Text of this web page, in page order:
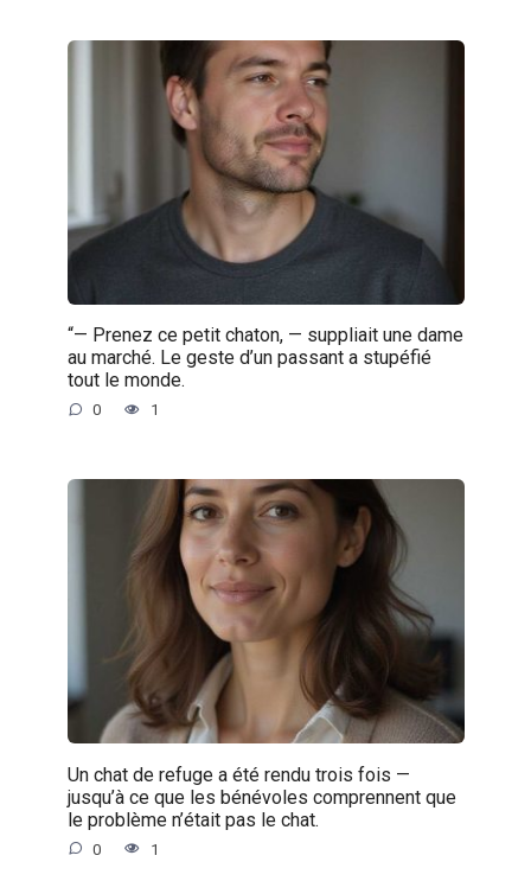
“— Prenez ce petit chaton, — suppliait une dame
au marché. Le geste d’un passant a stupéfié
tout le monde.
0 1
Un chat de refuge a été rendu trois fois —
jusqu’à ce que les bénévoles comprennent que
le problème n’était pas le chat.
0 1